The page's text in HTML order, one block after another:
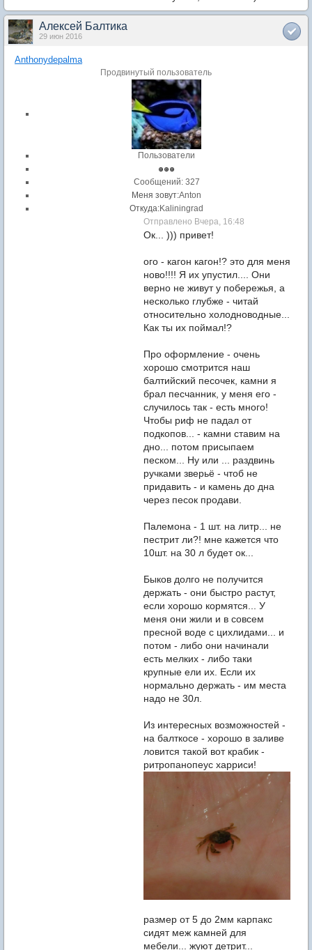
Алексей Балтика
29 июн 2016
Anthonydepalma
Продвинутый пользователь
Пользователи
Cообщений: 327
Меня зовут:Anton
Откуда:Kaliningrad
Отправлено Вчера, 16:48
Ок... ))) привет!
ого - кагон кагон!? это для меня
ново!!!! Я их упустил.... Они
верно не живут у побережья, а
несколько глубже - читай
относительно холодноводные...
Как ты их поймал!?
Про оформление - очень
хорошо смотрится наш
балтийский песочек, камни я
брал песчанник, у меня его -
случилось так - есть много!
Чтобы риф не падал от
подкопов... - камни ставим на
дно... потом присыпаем
песком... Ну или ... раздвинь
ручками зверьё - чтоб не
придавить - и камень до дна
через песок продави.
Палемона - 1 шт. на литр... не
пестрит ли?! мне кажется что
10шт. на 30 л будет ок...
Быков долго не получится
держать - они быстро растут,
если хорошо кормятся... У
меня они жили и в совсем
пресной воде с цихлидами... и
потом - либо они начинали
есть мелких - либо таки
крупные ели их. Если их
нормально держать - им места
надо не 30л.
Из интересных возможностей -
на балткосе - хорошо в заливе
ловится такой вот крабик -
ритропанопеус харриси!
размер от 5 до 2мм карпакс
сидят меж камней для
мебели... жуют детрит...